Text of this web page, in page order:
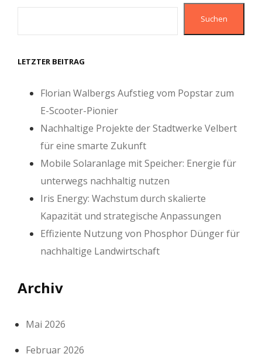
Suchen
LETZTER BEITRAG
Florian Walbergs Aufstieg vom Popstar zum
E-Scooter-Pionier
Nachhaltige Projekte der Stadtwerke Velbert
für eine smarte Zukunft
Mobile Solaranlage mit Speicher: Energie für
unterwegs nachhaltig nutzen
Iris Energy: Wachstum durch skalierte
Kapazität und strategische Anpassungen
Effiziente Nutzung von Phosphor Dünger für
nachhaltige Landwirtschaft
Archiv
Mai 2026
Februar 2026